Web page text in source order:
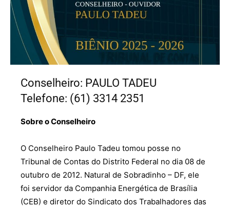
Conselheiro: PAULO TADEU
Telefone: (61) 3314 2351
Sobre o Conselheiro
O Conselheiro Paulo Tadeu tomou posse no
Tribunal de Contas do Distrito Federal no dia 08 de
outubro de 2012. Natural de Sobradinho – DF, ele
foi servidor da Companhia Energética de Brasília
(CEB) e diretor do Sindicato dos Trabalhadores das